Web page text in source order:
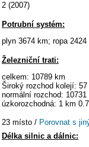
2 (2007)
Potrubní systém:
plyn 3674 km; ropa 2424
Železniční trati:
celkem: 10789 km
Široký rozchod kolejí:
normální rozchod:
úzkorozchodná: 1 km
23 místo / Porovnat s
Délka silnic a dálnic: